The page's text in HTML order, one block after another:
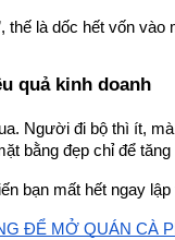
thế là dốc hết vốn
quả kinh doanh
Người đi bộ thì ít,
bằng đẹp chỉ để
bạn mất hết ngay
ĐỂ MỞ QUÁN CÀ